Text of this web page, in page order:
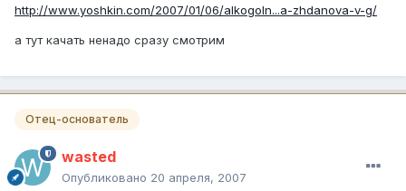
http://www.yoshkin.com/2007/01/06/alkogoln...a-zhdanova-v-g/
а тут качать ненадо сразу смотрим
Отец-основатель
wasted
Опубликовано 20 апреля, 2007